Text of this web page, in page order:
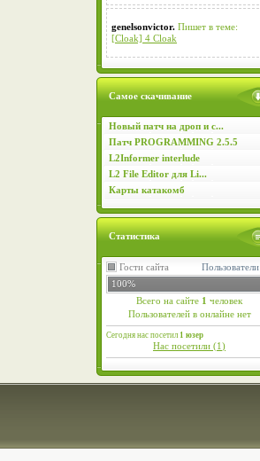
genelsonvictor. Пишет в теме:
[Cloak] 4 Cloak
Самое скачивание
Новый патч на дроп и с...
Патч PROGRAMMING 2.5.5
L2Informer interlude
L2 File Editor для Li...
Карты катакомб
Статистика
Пользователи
Гости сайта
100%
Всего на сайте 1 человек
Пользователей в онлайне нет
Сегодня нас посетил1 юзер
Нас посетили (1)